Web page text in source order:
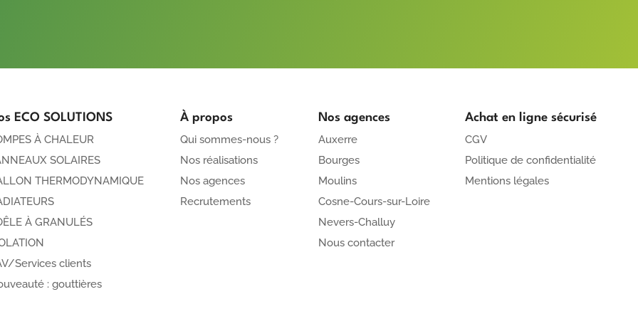
ECO SOLUTIONS
À CHALEUR
SOLAIRES
THERMODYNAMIQUE
À GRANULÉS
Services clients
: gouttières
À propos
Qui sommes-nous ?
Nos réalisations
Nos agences
Recrutements
Nos agences
Auxerre
Bourges
Moulins
Cosne-Cours-sur-Loire
Nevers-Challuy
Nous contacter
Achat en ligne sécurisé
CGV
Politique de confidentialité
Mentions légales